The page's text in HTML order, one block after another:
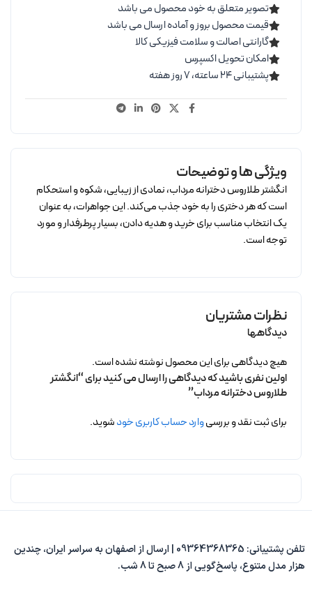
تصویر متعلق به خود محصول می باشد
قیمت محصول بروز و آماده ارسال می باشد
گارانتی اصالت و سلامت فیزیکی کالا
امکان تحویل اکسپرس
پشتیبانی ۲۴ ساعته، ۷ روز هفته
ویژگی ها و توضیحات
انگشتر طلاروس دخترانه مرداب، نمادی از زیبایی، شکوه و استحکام
است که هر دختری را به خود جذب می‌کند. این جواهرات، به عنوان
یک انتخاب مناسب برای خرید و هدیه دادن، بسیار پرطرفدار و مورد
توجه است.
نظرات مشتریان
دیدگاهها
هیچ دیدگاهی برای این محصول نوشته نشده است.
اولین نفری باشید که دیدگاهی را ارسال می کنید برای “انگشتر
طلاروس دخترانه مرداب”
برای ثبت نقد و بررسیوارد حساب کاربری خودشوید.
تلفن پشتیبانی: 09364368365 | ارسال از اصفهان به سراسر ایران، چندین
هزار مدل متنوع، پاسخ‌گویی از 8 صبح تا 8 شب.